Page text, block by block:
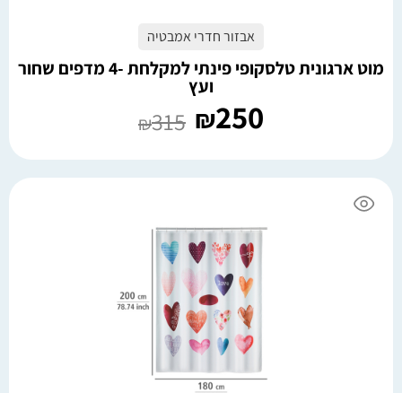
אבזור חדרי אמבטיה
מוט ארגונית טלסקופי פינתי למקלחת -4 מדפים שחור
ועץ
₪250
₪315